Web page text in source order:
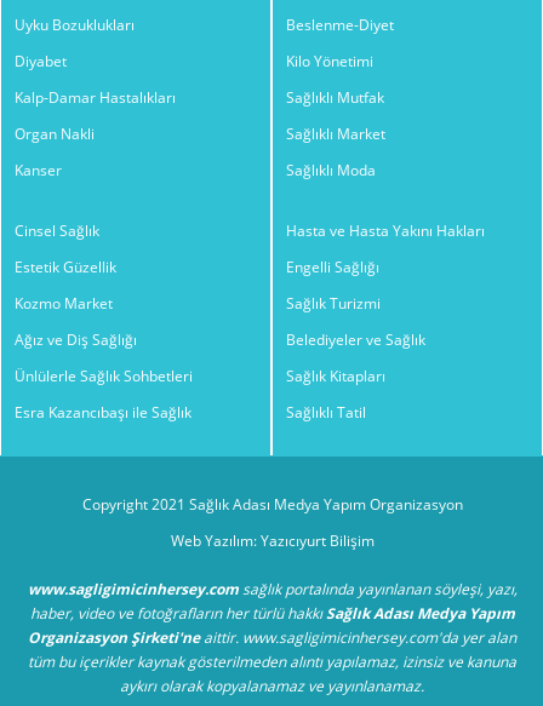
Uyku Bozuklukları
Diyabet
Kalp-Damar Hastalıkları
Organ Nakli
Kanser
Beslenme-Diyet
Kilo Yönetimi
Sağlıklı Mutfak
Sağlıklı Market
Sağlıklı Moda
Cinsel Sağlık
Estetik Güzellik
Kozmo Market
Ağız ve Diş Sağlığı
Ünlülerle Sağlık Sohbetleri
Esra Kazancıbaşı ile Sağlık
Hasta ve Hasta Yakını Hakları
Engelli Sağlığı
Sağlık Turizmi
Belediyeler ve Sağlık
Sağlık Kitapları
Sağlıklı Tatil
Copyright 2021 Sağlık Adası Medya Yapım Organizasyon
Web Yazılım: Yazıcıyurt Bilişim
www.sagligimicinhersey.comsağlık portalında yayınlanan söyleşi, yazı,
haber, video ve fotoğrafların her türlü hakkıSağlık Adası Medya Yapım
Organizasyon Şirketi'neaittir. www.sagligimicinhersey.com'da yer alan
tüm bu içerikler kaynak gösterilmeden alıntı yapılamaz, izinsiz ve kanuna
aykırı olarak kopyalanamaz ve yayınlanamaz.